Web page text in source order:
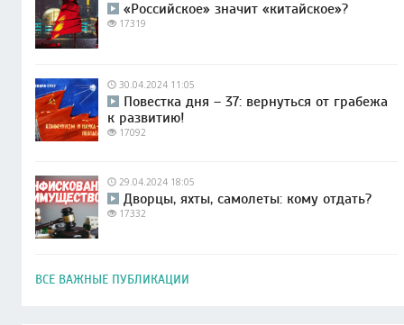
«Российское» значит «китайское»?
17319
30.04.2024 11:05
Повестка дня – 37: вернуться от грабежа
к развитию!
17092
29.04.2024 18:05
Дворцы, яхты, самолеты: кому отдать?
17332
ВСЕ ВАЖНЫЕ ПУБЛИКАЦИИ